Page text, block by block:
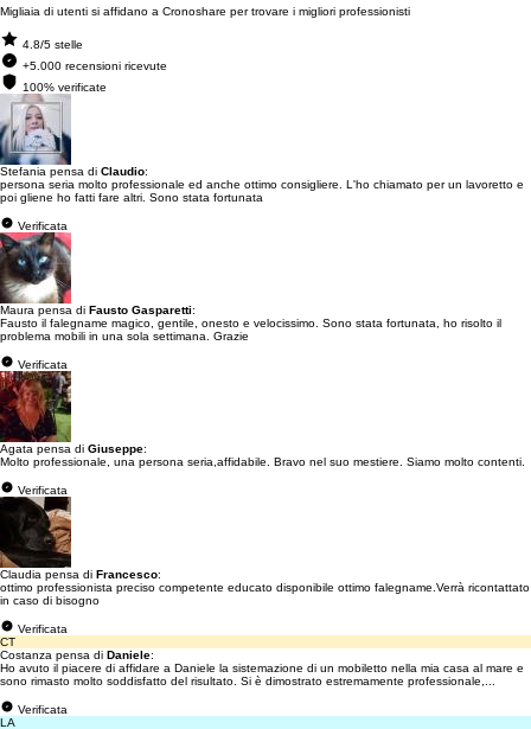
Migliaia di utenti si affidano a Cronoshare per trovare i migliori professionisti
4.8/5 stelle
+5.000 recensioni ricevute
100% verificate
Stefania pensa di Claudio:
persona seria molto professionale ed anche ottimo consigliere. L'ho chiamato per un lavoretto e
poi gliene ho fatti fare altri. Sono stata fortunata
Verificata
Maura pensa di Fausto Gasparetti:
Fausto il falegname magico, gentile, onesto e velocissimo. Sono stata fortunata, ho risolto il
problema mobili in una sola settimana. Grazie
Verificata
Agata pensa di Giuseppe:
Molto professionale, una persona seria,affidabile. Bravo nel suo mestiere. Siamo molto contenti.
Verificata
Claudia pensa di Francesco:
ottimo professionista preciso competente educato disponibile ottimo falegname.Verrà ricontattato
in caso di bisogno
Verificata
CT
Costanza pensa di Daniele:
Ho avuto il piacere di affidare a Daniele la sistemazione di un mobiletto nella mia casa al mare e
sono rimasto molto soddisfatto del risultato. Si è dimostrato estremamente professionale,...
Verificata
LA